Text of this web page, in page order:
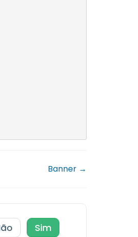
Banner →
Sim